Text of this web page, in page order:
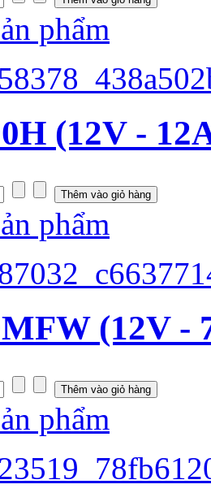
phẩm
(12V -
phẩm
(12V -
phẩm